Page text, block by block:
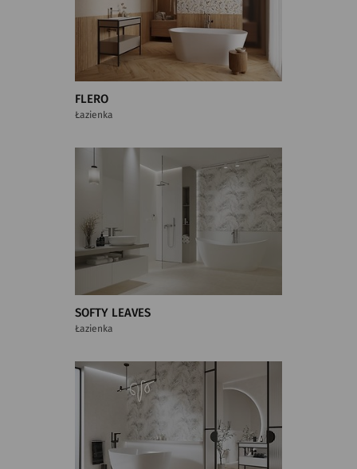
FLERO
Łazienka
SOFTY LEAVES
Łazienka